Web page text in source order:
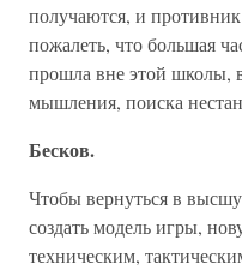
получаются, и
пожалеть, что большая
прошла вне этой школы,
мышления, поиска
Бесков.
Чтобы вернуться в
создать модель игры,
техническим,